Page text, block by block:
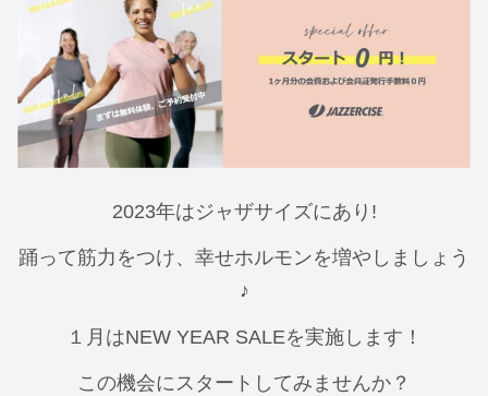
2023年はジャザサイズにあり!
踊って筋力をつけ、幸せホルモンを増やしましょう
♪
１月はNEW YEAR SALEを実施します！
この機会にスタートしてみませんか？